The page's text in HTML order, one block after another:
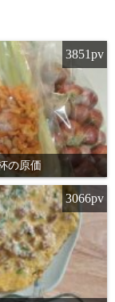
の原価
3851pv
3066pv